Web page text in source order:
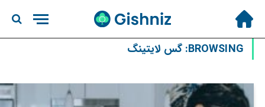
BROWSING: گس لایتینگ